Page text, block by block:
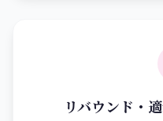
リバウンド・